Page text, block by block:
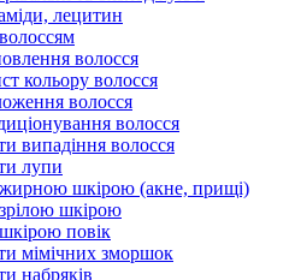
лецитин
волосся
кольору волосся
волосся
волосся
випадіння волосся
лупи
жирною шкірою (акне, прищі)
шкірою
повік
мімічних зморшок
набряків